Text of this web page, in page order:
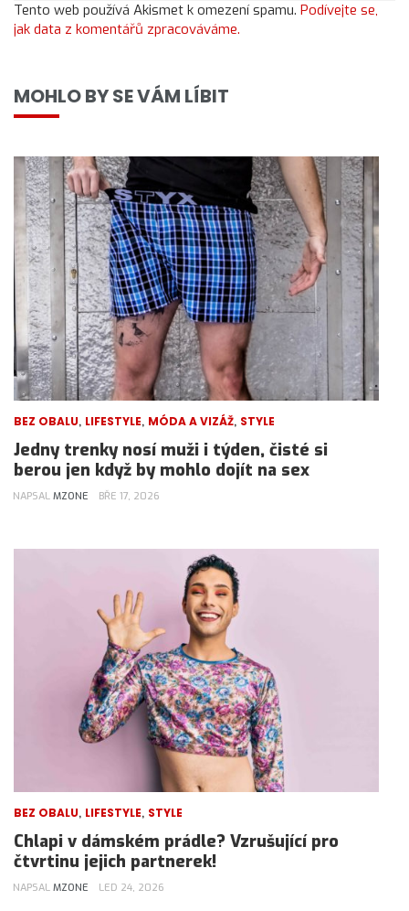
Tento web používá Akismet k omezení spamu. Podívejte se,
jak data z komentářů zpracováváme.
MOHLO BY SE VÁM LÍBIT
BEZ OBALU, LIFESTYLE, MÓDA A VIZÁŽ, STYLE
Jedny trenky nosí muži i týden, čisté si
berou jen když by mohlo dojít na sex
NAPSAL MZONE BŘE 17, 2026
BEZ OBALU, LIFESTYLE, STYLE
Chlapi v dámském prádle? Vzrušující pro
čtvrtinu jejich partnerek!
NAPSAL MZONE LED 24, 2026